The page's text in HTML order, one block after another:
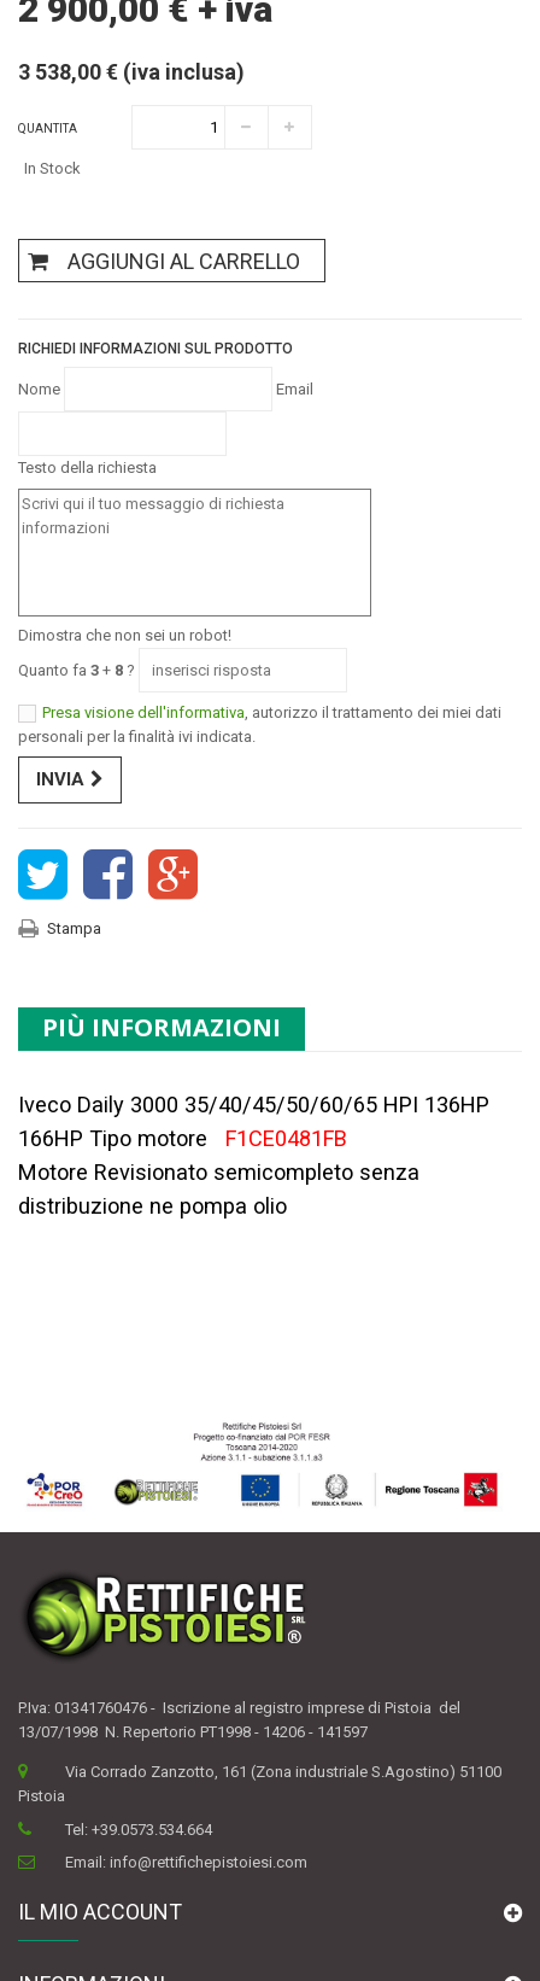
2 900,00 € + iva
3 538,00 € (iva inclusa)
QUANTITA
In Stock
AGGIUNGI AL CARRELLO
RICHIEDI INFORMAZIONI SUL PRODOTTO
Nome Email
Testo della richiesta
Dimostra che non sei un robot!
Quanto fa 3 + 8 ?
Presa visione dell'informativa , autorizzo il trattamento dei miei dati
personali per la finalità ivi indicata.
INVIA
Stampa
PIÙ INFORMAZIONI
Iveco Daily 3000 35/40/45/50/60/65 HPI 136HP
166HP Tipo motore
F1CE0481FB
Motore Revisionato semicompleto senza
distribuzione ne pompa olio
P.Iva: 01341760476 - Iscrizione al registro imprese di Pistoia del
13/07/1998 N. Repertorio PT1998 - 14206 - 141597
Via Corrado Zanzotto, 161 (Zona industriale S.Agostino) 51100
Pistoia
Tel:+39.0573.534.664
Email:info@rettifichepistoiesi.com
IL MIO ACCOUNT